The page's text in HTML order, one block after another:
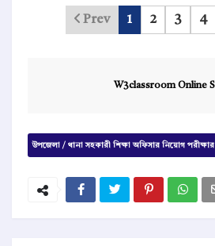
Prev 1 2 3 4
W3classroom Online
উপজেলা / থানা সহকারী শিক্ষা অফিসার নিয়োগ পরীক্ষার